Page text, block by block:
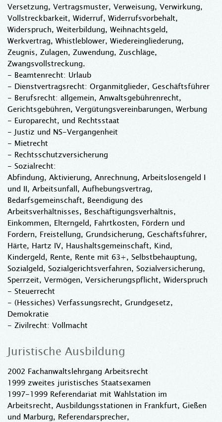
Versetzung, Vertragsmuster, Verweisung, Verwirkung,
Vollstreckbarkeit, Widerruf, Widerrufsvorbehalt,
Widerspruch, Weiterbildung, Weihnachtsgeld,
Werkvertrag, Whistleblower, Wiedereingliederung,
Zeugnis, Zulagen, Zuwendung, Zuschläge,
Zwangsvollstreckung.
- Beamtenrecht: Urlaub
- Dienstvertragsrecht: Organmitglieder, Geschäftsführer
- Berufsrecht: allgemein, Anwaltsgebührenrecht,
Gerichtsgebühren, Vergütungsvereinbarungen, Werbung
- Europarecht, und Rechtsstaat
- Justiz und NS-Vergangenheit
- Mietrecht
- Rechtsschutzversicherung
- Sozialrecht:
Abfindung, Aktivierung, Anrechnung, Arbeitslosengeld I
und II, Arbeitsunfall, Aufhebungsvertrag,
Bedarfsgemeinschaft, Beendigung des
Arbeitsverhältnisses, Beschäftigungsverhältnis,
Einkommen, Elterngeld, Fahrtkosten, Fördern und
Fordern, Freistellung, Grundsicherung, Geschäftsführer,
Härte, Hartz IV, Haushaltsgemeinschaft, Kind,
Kindergeld, Rente, Rente mit 63+, Selbstbehauptung,
Sozialgeld, Sozialgerichtsverfahren, Sozialversicherung,
Sperrzeit, Vermögen, Versicherungspflicht, Widerspruch
- Steuerrecht
- (Hessiches) Verfassungsrecht, Grundgesetz,
Demokratie
- Zivilrecht: Vollmacht
Juristische Ausbildung
2002 Fachanwaltslehrgang Arbeitsrecht
1999 zweites juristisches Staatsexamen
1997-1999 Referendariat mit Wahlstation im
Arbeitsrecht, Ausbildungsstationen in Frankfurt, Gießen
und Marburg, Referendarsprecher,